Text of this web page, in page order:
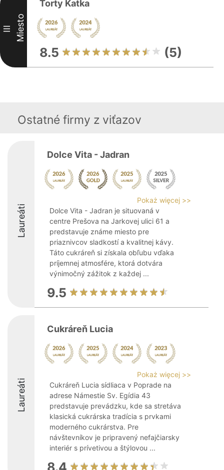
III Miesto
Torty Katka
8.5 (5)
Ostatné firmy z viťazov
Laureáti
Dolce Vita - Jadran
Pokaż więcej >>
Dolce Vita - Jadran je situovaná v
centre Prešova na Jarkovej ulici 61 a
predstavuje známe miesto pre
priaznivcov sladkostí a kvalitnej kávy.
Táto cukráreň si získala obľubu vďaka
príjemnej atmosfére, ktorá dotvára
výnimočný zážitok z každej ...
9.5
Laureáti
Cukráreň Lucia
Pokaż więcej >>
Cukráreň Lucia sídliaca v Poprade na
adrese Námestie Sv. Egídia 43
predstavuje prevádzku, kde sa stretáva
klasická cukrárska tradícia s prvkami
moderného cukrárstva. Pre
návštevníkov je pripravený nefajčiarsky
interiér s prívetivou a štýlovou ...
8.4